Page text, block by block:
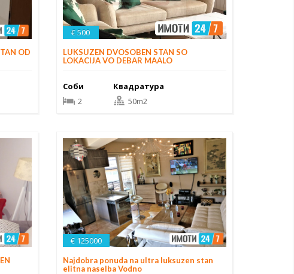
OD
€ 500
LUKSUZEN DVOSOBEN STAN SO
LOKACIJA VO DEBAR MAALO
Соби
2
Квадратура
50m2
€ 125000
Najdobra ponuda na ultra luksuzen stan
elitna naselba Vodno